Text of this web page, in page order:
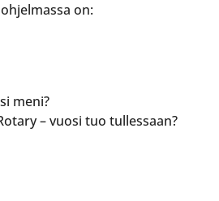
on:
meni?
– vuosi tuo tullessaan?